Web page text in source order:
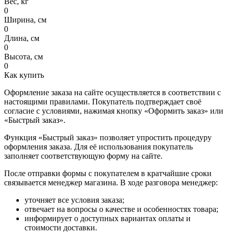
0
Ширина, см
0
Длина, см
0
Высота, см
0
Как купить
Оформление заказа на сайте осуществляется в соответствии с
настоящими правилами. Покупатель подтверждает своё
согласие с условиями, нажимая кнопку «Оформить заказ» или
«Быстрый заказ».
Функция «Быстрый заказ» позволяет упростить процедуру
оформления заказа. Для её использования покупатель
заполняет соответствующую форму на сайте.
После отправки формы с покупателем в кратчайшие сроки
связывается менеджер магазина. В ходе разговора менеджер:
уточняет все условия заказа;
отвечает на вопросы о качестве и особенностях товара;
информирует о доступных вариантах оплаты и
стоимости доставки.